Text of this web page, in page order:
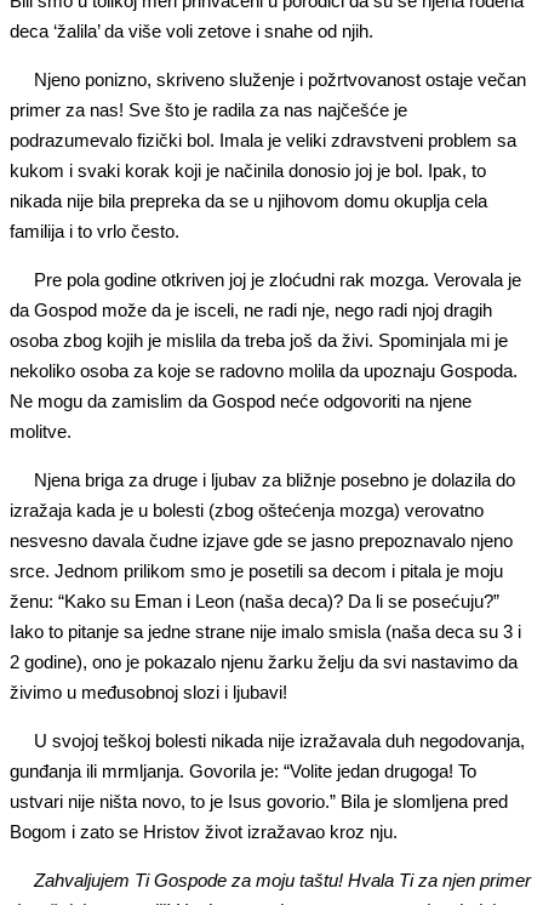
deca ‘žalila’ da više voli zetove i snahe od njih.
Njeno ponizno, skriveno služenje i požrtvovanost ostaje večan
primer za nas! Sve što je radila za nas najčešće je
podrazumevalo fizički bol. Imala je veliki zdravstveni problem sa
kukom i svaki korak koji je načinila donosio joj je bol. Ipak, to
nikada nije bila prepreka da se u njihovom domu okuplja cela
familija i to vrlo često.
Pre pola godine otkriven joj je zloćudni rak mozga. Verovala je
da Gospod može da je isceli, ne radi nje, nego radi njoj dragih
osoba zbog kojih je mislila da treba još da živi. Spominjala mi je
nekoliko osoba za koje se radovno molila da upoznaju Gospoda.
Ne mogu da zamislim da Gospod neće odgovoriti na njene
molitve.
Njena briga za druge i ljubav za bližnje posebno je dolazila do
izražaja kada je u bolesti (zbog oštećenja mozga) verovatno
nesvesno davala čudne izjave gde se jasno prepoznavalo njeno
srce. Jednom prilikom smo je posetili sa decom i pitala je moju
ženu: “Kako su Eman i Leon (naša deca)? Da li se posećuju?”
Iako to pitanje sa jedne strane nije imalo smisla (naša deca su 3 i
2 godine), ono je pokazalo njenu žarku želju da svi nastavimo da
živimo u međusobnoj slozi i ljubavi!
U svojoj teškoj bolesti nikada nije izražavala duh negodovanja,
gunđanja ili mrmljanja. Govorila je: “Volite jedan drugoga! To
ustvari nije ništa novo, to je Isus govorio.” Bila je slomljena pred
Bogom i zato se Hristov život izražavao kroz nju.
Zahvaljujem Ti Gospode za moju taštu! Hvala Ti za njen primer